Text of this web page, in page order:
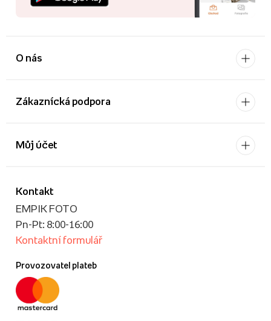
O nás
Zákaznícká podpora
Kontakt
EMPIK FOTO
Pn-Pt: 8:00-16:00
Kontaktní formulář
Provozovatel plateb
Můj účet